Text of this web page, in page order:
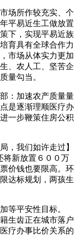
场所作较充实、个
平易近生工做放置
下，实现平易近族
育具有全球合作力
市场从体实力更加
、农人工、坚苦企
量勾当。
：加速农产质量量
是逐渐理顺医疗办
一步鞭策住房公积
我们如许走过】
将新放置６００万
价钱也要限高。环
达标规划，两孩生
平安性目标。
生齿正在城市落户
疗办事比价关系的